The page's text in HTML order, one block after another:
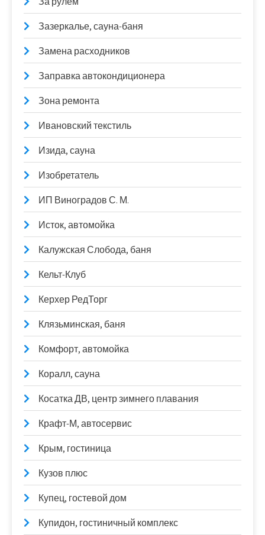
Зазеркалье, сауна-баня
Замена расходников
Заправка автокондиционера
Зона ремонта
Ивановский текстиль
Изида, сауна
Изобретатель
ИП Виноградов С. М.
Исток, автомойка
Калужская Слобода, баня
Кельт-Клуб
Керхер РедТорг
Клязьминская, баня
Комфорт, автомойка
Коралл, сауна
Косатка ДВ, центр зимнего плавания
Крафт-М, автосервис
Крым, гостиница
Кузов плюс
Купец, гостевой дом
Купидон, гостиничный комплекс